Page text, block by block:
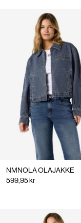
NMNOLA OLAJAKKE
599,95 kr